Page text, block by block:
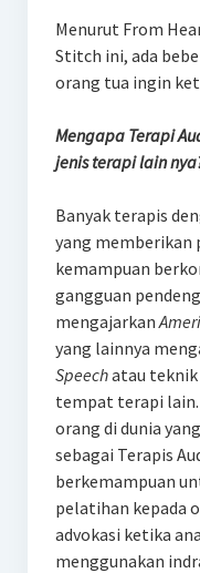
Menurut From
Stitch ini, ada
orang tua ingin
Mengapa Terapi
jenis terapi lain
Banyak terapis
yang memberikan
kemampuan
gangguan
mengajarkan
yang lainnya
Speechatau teknik
tempat terapi lain.
orang di dunia
sebagai Terapis
berkemampuan
pelatihan kepada
advokasi ketika
menggunakan